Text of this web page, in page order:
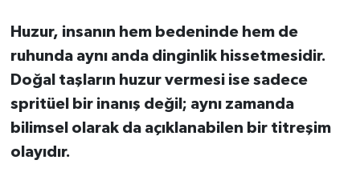
Huzur, insanın hem bedeninde hem de
ruhunda aynı anda dinginlik hissetmesidir.
Doğal taşların huzur vermesi ise sadece
spritüel bir inanış değil; aynı zamanda
bilimsel olarak da açıklanabilen bir titreşim
olayıdır.
ÖZEL HABER
SAĞLIK